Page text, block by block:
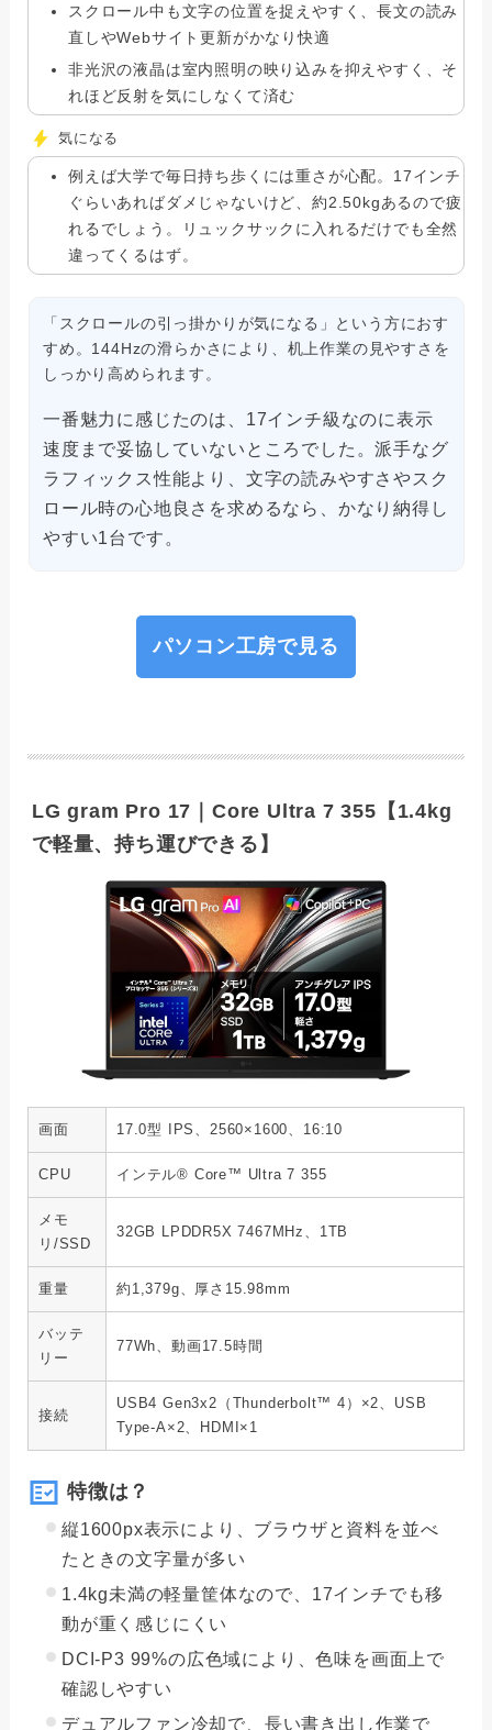
スクロール中も文字の位置を捉えやすく、長文の読み
直しやWebサイト更新がかなり快適
非光沢の液晶は室内照明の映り込みを抑えやすく、そ
れほど反射を気にしなくて済む
気になる
例えば大学で毎日持ち歩くには重さが心配。17インチ
ぐらいあればダメじゃないけど、約2.50kgあるので疲
れるでしょう。リュックサックに入れるだけでも全然
違ってくるはず。
「スクロールの引っ掛かりが気になる」という方におす
すめ。144Hzの滑らかさにより、机上作業の見やすさを
しっかり高められます。
一番魅力に感じたのは、17インチ級なのに表示
速度まで妥協していないところでした。派手なグ
ラフィックス性能より、文字の読みやすさやスク
ロール時の心地良さを求めるなら、かなり納得し
やすい1台です。
パソコン工房で見る
LG gram Pro 17｜Core Ultra 7 355【1.4kg
で軽量、持ち運びできる】
画面 17.0型 IPS、2560×1600、16:10
CPU インテル® Core™ Ultra 7 355
メモ
リ/SSD
32GB LPDDR5X 7467MHz、1TB
重量 約1,379g、厚さ15.98mm
バッテ
リー
77Wh、動画17.5時間
接続
USB4 Gen3x2（Thunderbolt™ 4）×2、USB
Type-A×2、HDMI×1
特徴は？
縦1600px表示により、ブラウザと資料を並べ
たときの文字量が多い
1.4kg未満の軽量筐体なので、17インチでも移
動が重く感じにくい
DCI-P3 99%の広色域により、色味を画面上で
確認しやすい
デュアルファン冷却で、長い書き出し作業で